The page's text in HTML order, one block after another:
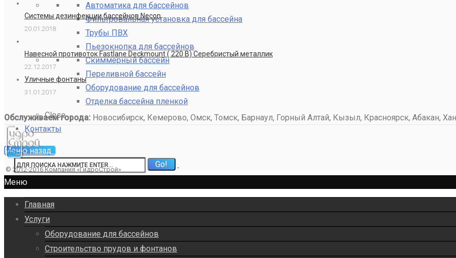
Автоматика для бассейнов
Фильтровальная установка для бассейна
Трубы ПВХ
Пьезокнопка для бассейнов
Скиммерный бассейн
Переливной бассейн
Оборудование для бассейнов
Отделка бассейна пленкой
Close
Контакты
Меню назад
Системы дезинфекции бассейнов Necon
20.01.2018
Навесной противоток Fastlane Deckmount ( 220 В) Серебристый металлик
22.12.2017
Уличные фонтаны
31.01.2017
Обслуживаем города: Новосибирск, Кемерово, Омск, Томск, Барнаул, Горный Алтай, Кызыл, Красноярск, Абакан,
© 2012-2016 Компания «ГидроСтрой»
Меню
Главная
Услуги
Оборудование для бассейнов
Строительство прудов и фонтанов